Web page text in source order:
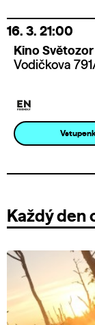
16. 3. 21:00
Kino Světozor
Vodičkova
Každý den